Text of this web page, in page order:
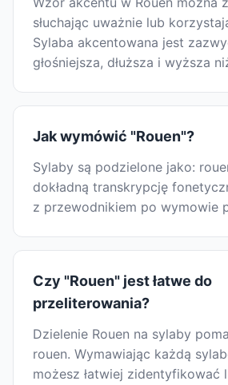
słuchając uważnie lub
Sylaba akcentowana jest
głośniejsza, dłuższa i wyższa
Jak wymówić "Rouen"?
Sylaby są podzielone jako:
dokładną transkrypcję
z przewodnikiem po wymowie
Czy "Rouen" jest łatwe do
przeliterowania?
Dzielenie Rouen na sylaby
rouen. Wymawiając każdą
możesz łatwiej zidentyfikować